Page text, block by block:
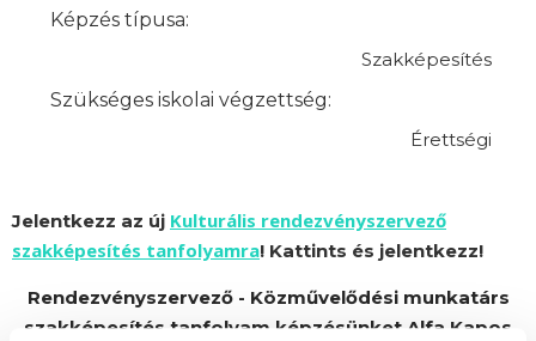
Képzés típusa:
Szakképesítés
Szükséges iskolai végzettség:
Érettségi
Jelentkezz az új Kulturális rendezvényszervező
szakképesítés tanfolyamra! Kattints és jelentkezz!
Rendezvényszervező - Közművelődési munkatárs
szakképesítés tanfolyam képzésünket Alfa Kapos